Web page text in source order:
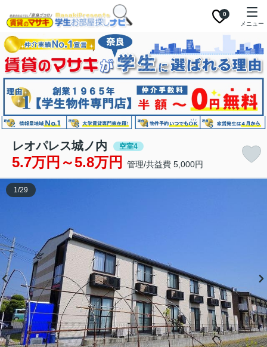
0
メニュー
レオパレス城ノ内 空室4
5.7万円～5.8万円 管理/共益費 5,000円
1/29